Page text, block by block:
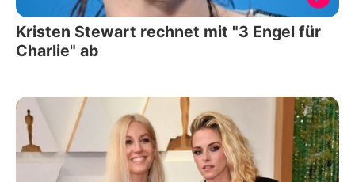
Kristen Stewart rechnet mit "3 Engel für
Charlie" ab